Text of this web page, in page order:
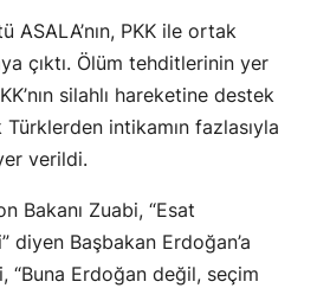
ASALA’nın, PKK ile ortak
çıktı. Ölüm tehditlerinin yer
silahlı hareketine destek
intikamın fazlasıyla
verildi.
Bakanı Zuabi, “Esat
diyen Başbakan Erdoğan’a
“Buna Erdoğan değil, seçim